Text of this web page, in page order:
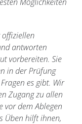
antworten
vorbereiten. Sie
in der Prüfung
es gibt. Wir
Zugang zu allen
vor dem Ablegen
Üben hilft ihnen,